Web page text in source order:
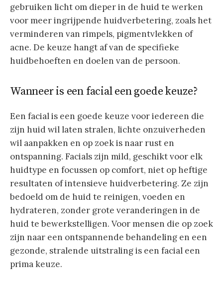
gebruiken licht om dieper in de huid te werken
voor meer ingrijpende huidverbetering, zoals het
verminderen van rimpels, pigmentvlekken of
acne. De keuze hangt af van de specifieke
huidbehoeften en doelen van de persoon.
Wanneer is een facial een goede keuze?
Een facial is een goede keuze voor iedereen die
zijn huid wil laten stralen, lichte onzuiverheden
wil aanpakken en op zoek is naar rust en
ontspanning. Facials zijn mild, geschikt voor elk
huidtype en focussen op comfort, niet op heftige
resultaten of intensieve huidverbetering. Ze zijn
bedoeld om de huid te reinigen, voeden en
hydrateren, zonder grote veranderingen in de
huid te bewerkstelligen. Voor mensen die op zoek
zijn naar een ontspannende behandeling en een
gezonde, stralende uitstraling is een facial een
prima keuze.